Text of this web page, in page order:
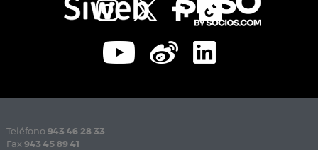
Teléfono 943 46 28 33
Fax 943 45 89 41